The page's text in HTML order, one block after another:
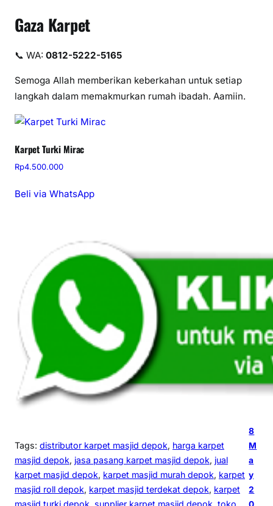
Gaza Karpet
📞 WA: 0812-5222-5165
Semoga Allah memberikan keberkahan untuk setiap
langkah dalam memakmurkan rumah ibadah. Aamiin.
Karpet Turki Mirac
Rp4.500.000
Beli via WhatsApp
Tags: distributor karpet masjid depok, harga karpet
masjid depok, jasa pasang karpet masjid depok, jual
karpet masjid depok, karpet masjid murah depok, karpet
masjid roll depok, karpet masjid terdekat depok, karpet
masjid turki depok supplier karpet masjid depok toko
8
M
a
y
2